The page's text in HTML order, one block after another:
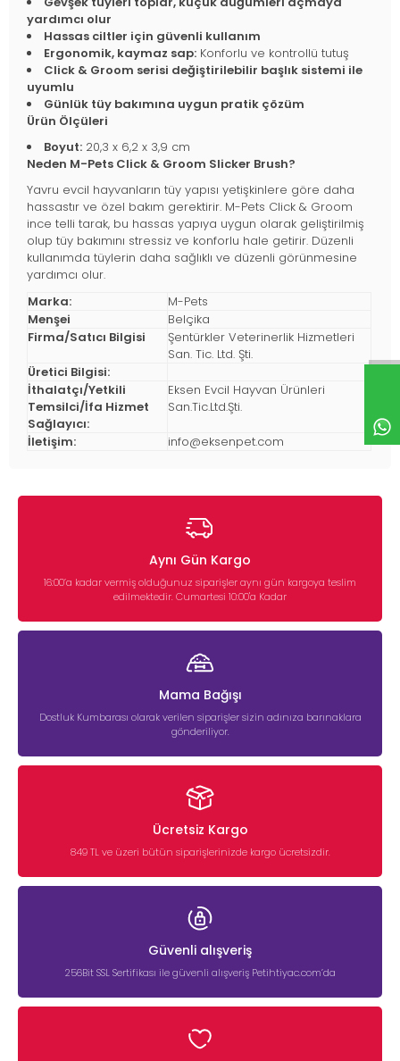
yardımcı olur
Hassas ciltler için güvenli kullanım
Ergonomik, kaymaz sap: Konforlu ve kontrollü tutuş
Click & Groom serisi değiştirilebilir başlık sistemi ile
uyumlu
Günlük tüy bakımına uygun pratik çözüm
Ürün Ölçüleri
Boyut: 20,3 x 6,2 x 3,9 cm
Neden M-Pets Click & Groom Slicker Brush?
Yavru evcil hayvanların tüy yapısı yetişkinlere göre daha
hassastır ve özel bakım gerektirir. M-Pets Click & Groom
ince telli tarak, bu hassas yapıya uygun olarak geliştirilmiş
olup tüy bakımını stressiz ve konforlu hale getirir. Düzenli
kullanımda tüylerin daha sağlıklı ve düzenli görünmesine
yardımcı olur.
Marka:
M-Pets
Menşei
Belçika
Firma/Satıcı Bilgisi
Şentürkler Veterinerlik Hizmetleri
San. Tic. Ltd. Şti.
Üretici Bilgisi:
İthalatçı/Yetkili
Temsilci/İfa Hizmet
Sağlayıcı:
Eksen Evcil Hayvan Ürünleri
San.Tic.Ltd.Şti.
İletişim: info@eksenpet.com
Aynı Gün Kargo
16:00’a kadar vermiş olduğunuz siparişler aynı gün kargoya teslim
edilmektedir. Cumartesi 10:00'a Kadar
Mama Bağışı
Dostluk Kumbarası olarak verilen siparişler sizin adınıza barınaklara
gönderiliyor.
Ücretsiz Kargo
849 TL ve üzeri bütün siparişlerinizde kargo ücretsizdir.
Güvenli alışveriş
256Bit SSL Sertifikası ile güvenli alışveriş Petihtiyac.com’da